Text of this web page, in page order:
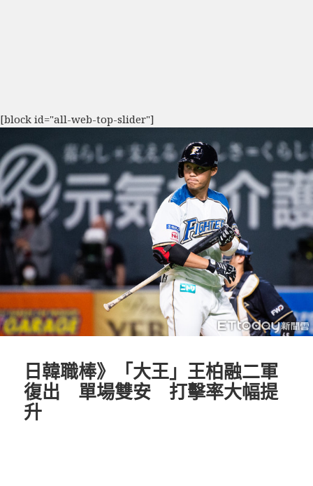
[block id="all-web-top-slider"]
日韓職棒》「大王」王柏融二軍
復出 單場雙安 打擊率大幅提
升